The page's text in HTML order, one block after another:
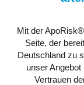
Mit der
Seite, der
Deutschland zu
unser
Vertrauen